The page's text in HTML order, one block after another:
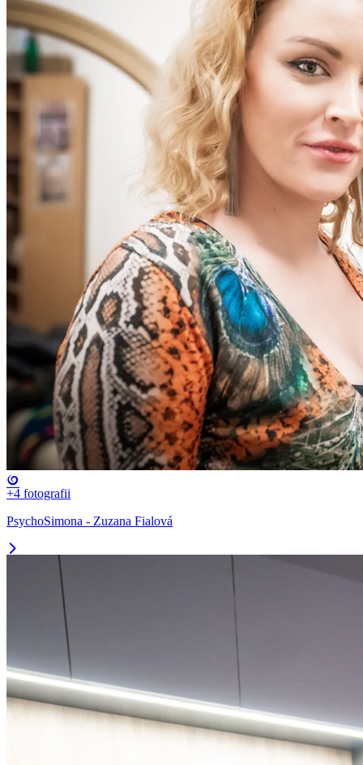
+4 fotografii
PsychoSimona - Zuzana Fialová